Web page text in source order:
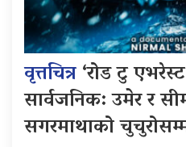
वृत्तचित्र‘रोड टु
सार्वजनिक: उमेर र
सगरमाथाको